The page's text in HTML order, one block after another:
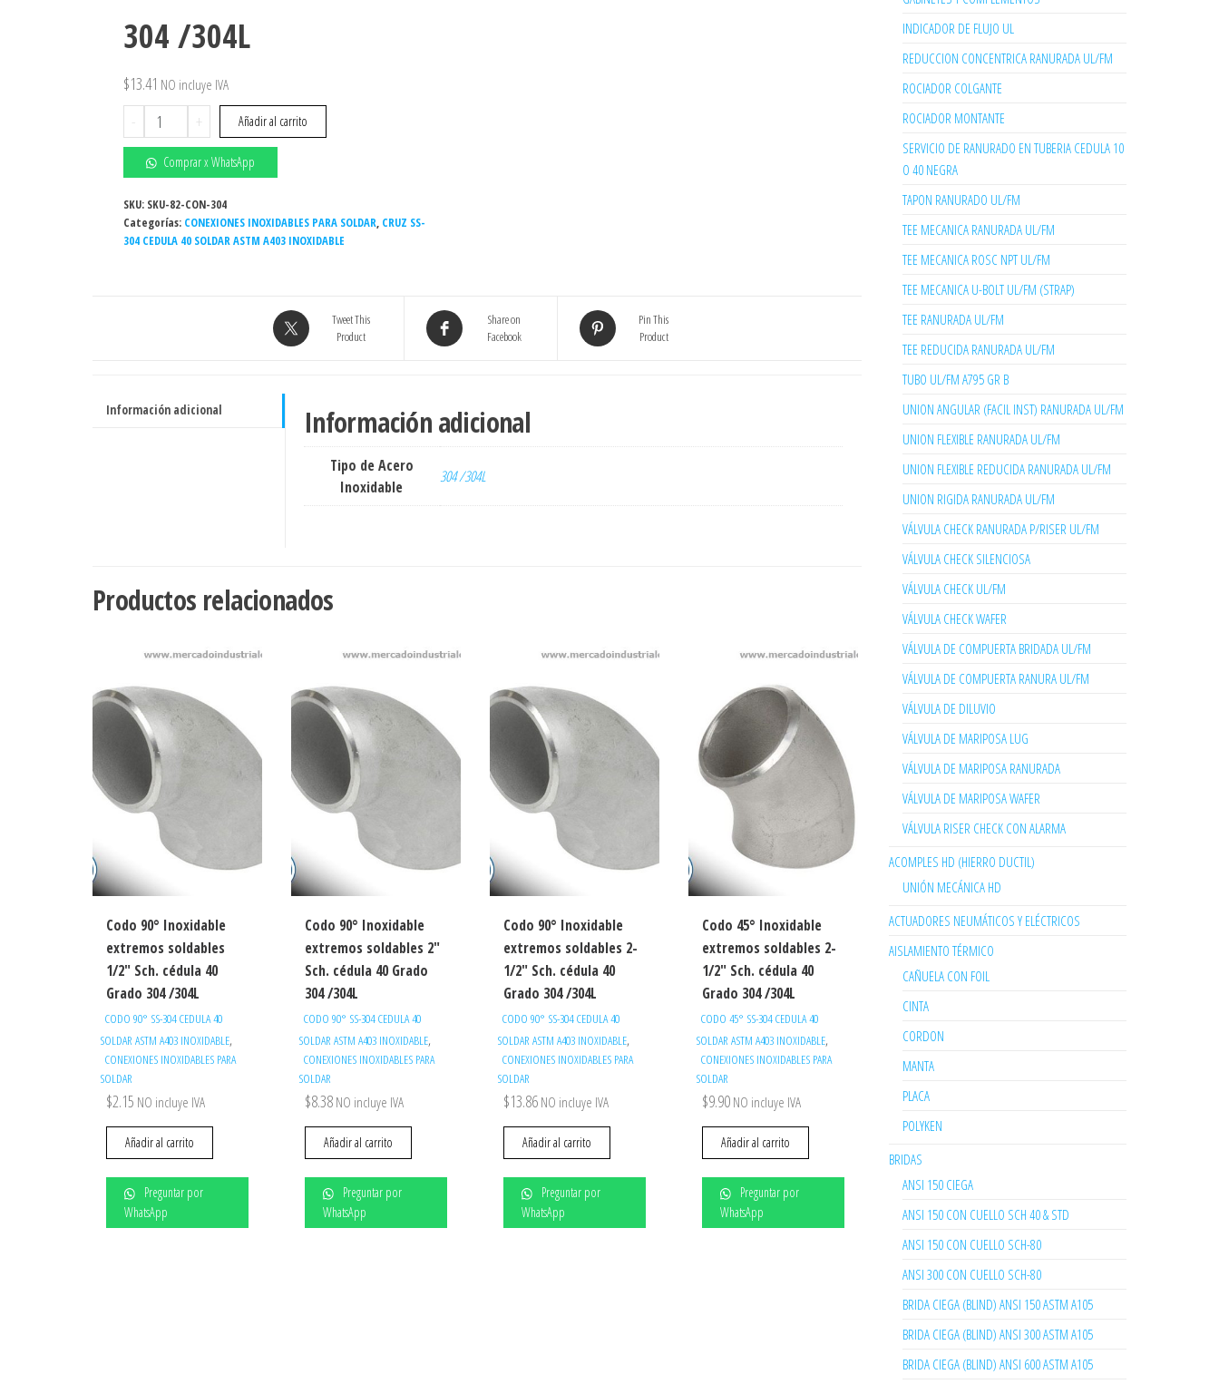
304 /304L
$13.41 NO incluye IVA
-
Cruz
Inoxidable
soldar
1"
Sch.
cédula
40
+ Añadir al carrito
Comprar x WhatsApp
SKU: SKU-82-CON-304
Categorías: CONEXIONES INOXIDABLES PARA SOLDAR, CRUZ SS-
304 CEDULA 40 SOLDAR ASTM A403 INOXIDABLE
Tweet This
Product
Share on
Facebook
Pin This
Product
Información adicional Información adicional
Tipo de Acero
Inoxidable
304 /304L
Productos relacionados
Codo 90° Inoxidable
extremos soldables
1/2″ Sch. cédula 40
Grado 304 /304L
CODO 90° SS-304 CEDULA 40
SOLDAR ASTM A403 INOXIDABLE,
CONEXIONES INOXIDABLES PARA
SOLDAR
$2.15 NO incluye IVA
Añadir al carrito
Preguntar por
WhatsApp
Codo 90° Inoxidable
extremos soldables 2″
Sch. cédula 40 Grado
304 /304L
CODO 90° SS-304 CEDULA 40
SOLDAR ASTM A403 INOXIDABLE,
CONEXIONES INOXIDABLES PARA
SOLDAR
$8.38 NO incluye IVA
Añadir al carrito
Preguntar por
WhatsApp
Codo 90° Inoxidable
extremos soldables 2-
1/2″ Sch. cédula 40
Grado 304 /304L
CODO 90° SS-304 CEDULA 40
SOLDAR ASTM A403 INOXIDABLE,
CONEXIONES INOXIDABLES PARA
SOLDAR
$13.86 NO incluye IVA
Añadir al carrito
Preguntar por
WhatsApp
Codo 45° Inoxidable
extremos soldables 2-
1/2″ Sch. cédula 40
Grado 304 /304L
CODO 45° SS-304 CEDULA 40
SOLDAR ASTM A403 INOXIDABLE,
CONEXIONES INOXIDABLES PARA
SOLDAR
$9.90 NO incluye IVA
Añadir al carrito
Preguntar por
WhatsApp
INDICADOR DE FLUJO UL
REDUCCION CONCENTRICA RANURADA UL/FM
ROCIADOR COLGANTE
ROCIADOR MONTANTE
SERVICIO DE RANURADO EN TUBERIA CEDULA 10
O 40 NEGRA
TAPON RANURADO UL/FM
TEE MECANICA RANURADA UL/FM
TEE MECANICA ROSC NPT UL/FM
TEE MECANICA U-BOLT UL/FM (STRAP)
TEE RANURADA UL/FM
TEE REDUCIDA RANURADA UL/FM
TUBO UL/FM A795 GR B
UNION ANGULAR (FACIL INST) RANURADA UL/FM
UNION FLEXIBLE RANURADA UL/FM
UNION FLEXIBLE REDUCIDA RANURADA UL/FM
UNION RIGIDA RANURADA UL/FM
VÁLVULA CHECK RANURADA P/RISER UL/FM
VÁLVULA CHECK SILENCIOSA
VÁLVULA CHECK UL/FM
VÁLVULA CHECK WAFER
VÁLVULA DE COMPUERTA BRIDADA UL/FM
VÁLVULA DE COMPUERTA RANURA UL/FM
VÁLVULA DE DILUVIO
VÁLVULA DE MARIPOSA LUG
VÁLVULA DE MARIPOSA RANURADA
VÁLVULA DE MARIPOSA WAFER
VÁLVULA RISER CHECK CON ALARMA
ACOMPLES HD (HIERRO DUCTIL)
UNIÓN MECÁNICA HD
ACTUADORES NEUMÁTICOS Y ELÉCTRICOS
AISLAMIENTO TÉRMICO
CAÑUELA CON FOIL
CINTA
CORDON
MANTA
PLACA
POLYKEN
BRIDAS
ANSI 150 CIEGA
ANSI 150 CON CUELLO SCH 40 & STD
ANSI 150 CON CUELLO SCH-80
ANSI 300 CON CUELLO SCH-80
BRIDA CIEGA (BLIND) ANSI 150 ASTM A105
BRIDA CIEGA (BLIND) ANSI 300 ASTM A105
BRIDA CIEGA (BLIND) ANSI 600 ASTM A105